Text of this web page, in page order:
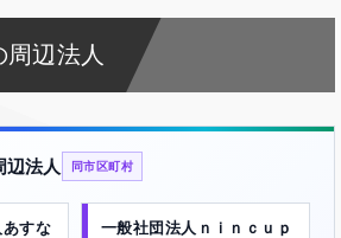
辺法人
辺法人 同市区町村
すな
一般社団法人ｎｉｎｃｕｐ